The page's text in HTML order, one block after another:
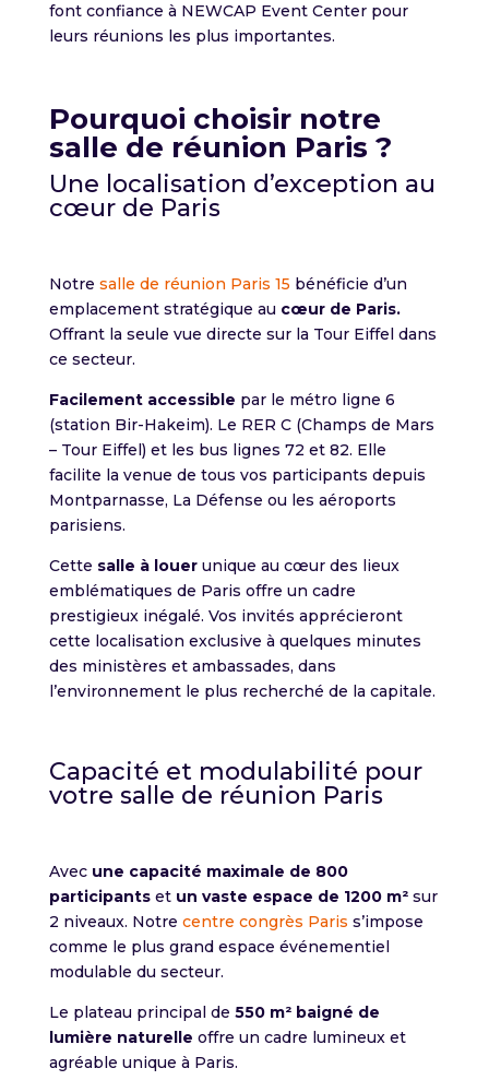
font confiance à NEWCAP Event Center pour
leurs réunions les plus importantes.
Pourquoi choisir notre
salle de réunion Paris ?
Une localisation d’exception au
cœur de Paris
Notre salle de réunion Paris 15 bénéficie d’un
emplacement stratégique au cœur de Paris.
Offrant la seule vue directe sur la Tour Eiffel dans
ce secteur.
Facilement accessible par le métro ligne 6
(station Bir-Hakeim). Le RER C (Champs de Mars
– Tour Eiffel) et les bus lignes 72 et 82. Elle
facilite la venue de tous vos participants depuis
Montparnasse, La Défense ou les aéroports
parisiens.
Cette salle à louerunique au cœur des lieux
emblématiques de Paris offre un cadre
prestigieux inégalé. Vos invités apprécieront
cette localisation exclusive à quelques minutes
des ministères et ambassades, dans
l’environnement le plus recherché de la capitale.
Capacité et modulabilité pour
votre salle de réunion Paris
Avec une capacité maximale de 800
participantset un vaste espace de 1200 m²sur
2 niveaux. Notre centre congrès Paris s’impose
comme le plus grand espace événementiel
modulable du secteur.
Le plateau principal de 550 m² baigné de
lumière naturelle offre un cadre lumineux et
agréable unique à Paris.